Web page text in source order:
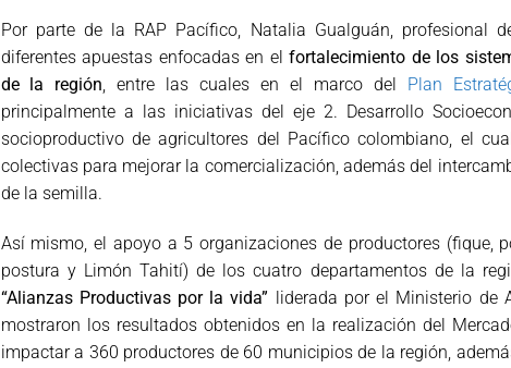
Por parte de la RAP Pacífico, Natalia Gualguán, profesional
diferentes apuestas enfocadas en el fortalecimiento de los
de la región, entre las cuales en el marco del Plan
principalmente a las iniciativas del eje 2. Desarrollo
socioproductivo de agricultores del Pacífico colombiano, el
colectivas para mejorar la comercialización, además del
de la semilla.
Así mismo, el apoyo a 5 organizaciones de productores (fique,
postura y Limón Tahití) de los cuatro departamentos de la
“Alianzas Productivas por la vida” liderada por el Ministerio de
mostraron los resultados obtenidos en la realización del
impactar a 360 productores de 60 municipios de la región,